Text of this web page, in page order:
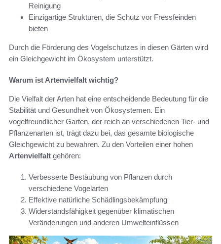
Reinigung
Einzigartige Strukturen, die Schutz vor Fressfeinden
bieten
Durch die Förderung des Vogelschutzes in diesen Gärten wird
ein Gleichgewicht im Ökosystem unterstützt.
Warum ist Artenvielfalt wichtig?
Die Vielfalt der Arten hat eine entscheidende Bedeutung für die
Stabilität und Gesundheit von Ökosystemen. Ein
vogelfreundlicher Garten, der reich an verschiedenen Tier- und
Pflanzenarten ist, trägt dazu bei, das gesamte biologische
Gleichgewicht zu bewahren. Zu den Vorteilen einer hohen
Artenvielfalt gehören:
Verbesserte Bestäubung von Pflanzen durch
verschiedene Vogelarten
Effektive natürliche Schädlingsbekämpfung
Widerstandsfähigkeit gegenüber klimatischen
Veränderungen und anderen Umwelteinflüssen